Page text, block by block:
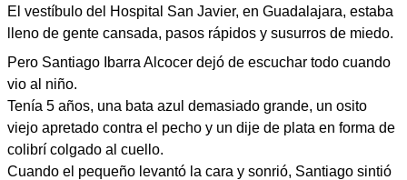
El vestíbulo del Hospital San Javier, en Guadalajara, estaba
lleno de gente cansada, pasos rápidos y susurros de miedo.
Pero Santiago Ibarra Alcocer dejó de escuchar todo cuando
vio al niño.
Tenía 5 años, una bata azul demasiado grande, un osito
viejo apretado contra el pecho y un dije de plata en forma de
colibrí colgado al cuello.
Cuando el pequeño levantó la cara y sonrió, Santiago sintió